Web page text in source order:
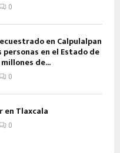
0
en Calpulalpan
en el Estado de
de...
0
en Tlaxcala
0